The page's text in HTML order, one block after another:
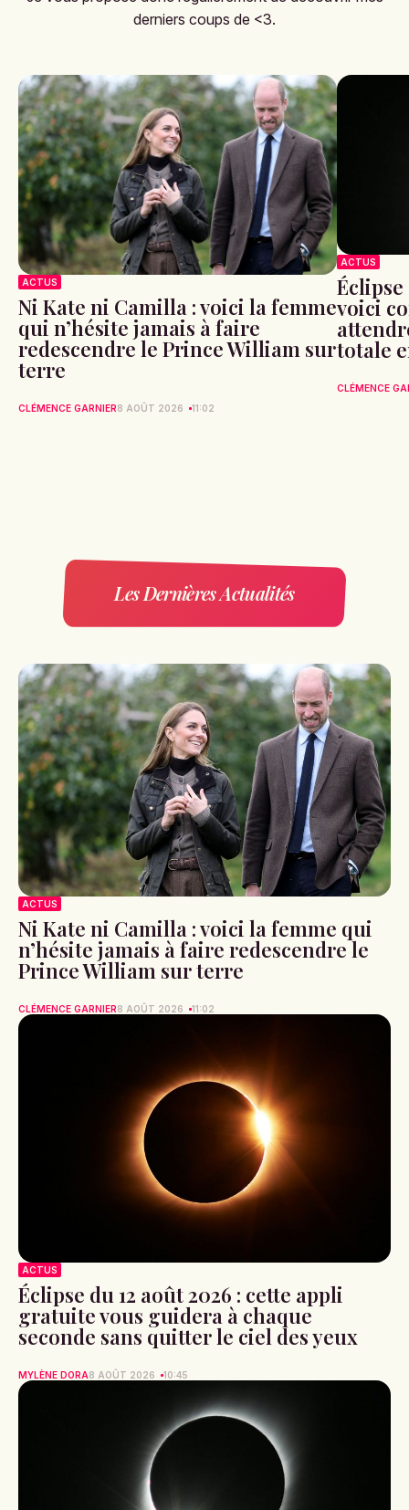
derniers coups de <3.
ACTUS
Ni Kate ni Camilla : voici la femme
qui n’hésite jamais à faire
redescendre le Prince William sur
terre
CLÉMENCE GARNIER8 AOÛT 2026 11:02
ACTUS
Éclipse
voici
totale
CLÉMENCE
Les Dernières Actualités
ACTUS
Ni Kate ni Camilla : voici la femme qui
n’hésite jamais à faire redescendre le
Prince William sur terre
CLÉMENCE GARNIER8 AOÛT 2026 11:02
ACTUS
Éclipse du 12 août 2026 : cette appli
gratuite vous guidera à chaque
seconde sans quitter le ciel des yeux
MYLÈNE DORA8 AOÛT 2026 10:45